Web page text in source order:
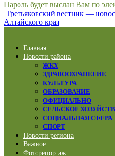
Пароль будет выслан Вам по
Третьяковский вестник —
Алтайского края
Главная
Новости района
ЖКХ
ЗДРАВООХРАНЕНИЕ
КУЛЬТУРА
ОБРАЗОВАНИЕ
ОФИЦИАЛЬНО
СЕЛЬСКОЕ
СОЦИАЛЬНАЯ СФЕРА
СПОРТ
Новости региона
Важное
Фоторепортаж